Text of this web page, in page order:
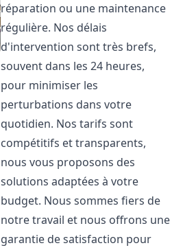
réparation ou une maintenance
régulière. Nos délais
d'intervention sont très brefs,
souvent dans les 24 heures,
pour minimiser les
perturbations dans votre
quotidien. Nos tarifs sont
compétitifs et transparents,
nous vous proposons des
solutions adaptées à votre
budget. Nous sommes fiers de
notre travail et nous offrons une
garantie de satisfaction pour